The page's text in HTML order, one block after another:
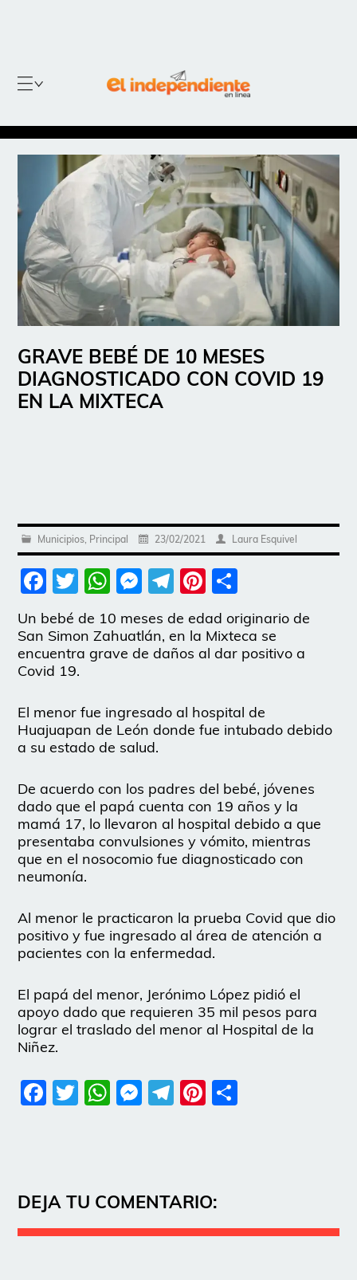
GRAVE BEBÉ DE 10 MESES
DIAGNOSTICADO CON COVID 19
EN LA MIXTECA
Municipios Principal 23/02/2021 Laura Esquivel
Facebook
Twitter
WhatsApp
Messenger
Telegram
Pinterest
Un bebé de 10 meses de edad originario de
San Simon Zahuatlán, en la Mixteca se
encuentra grave de daños al dar positivo a
Covid 19.
El menor fue ingresado al hospital de
Huajuapan de León donde fue intubado debido
a su estado de salud.
De acuerdo con los padres del bebé, jóvenes
dado que el papá cuenta con 19 años y la
mamá 17, lo llevaron al hospital debido a que
presentaba convulsiones y vómito, mientras
que en el nosocomio fue diagnosticado con
neumonía.
Al menor le practicaron la prueba Covid que dio
positivo y fue ingresado al área de atención a
pacientes con la enfermedad.
El papá del menor, Jerónimo López pidió el
apoyo dado que requieren 35 mil pesos para
lograr el traslado del menor al Hospital de la
Niñez.
Facebook
Twitter
WhatsApp
Messenger
Telegram
Pinterest
DEJA TU COMENTARIO: